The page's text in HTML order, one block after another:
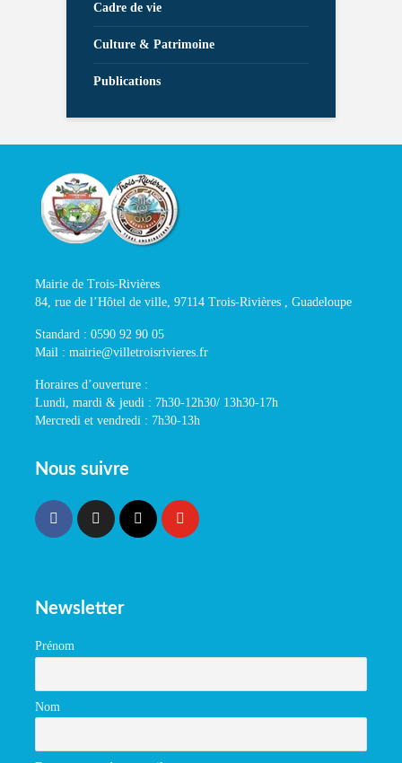
Cadre de vie
Culture & Patrimoine
Publications
Mairie de Trois-Rivières
84, rue de l’Hôtel de ville, 97114 Trois-Rivières , Guadeloupe
Standard : 0590 92 90 05
Mail : mairie@villetroisrivieres.fr
Horaires d’ouverture :
Lundi, mardi & jeudi : 7h30-12h30/ 13h30-17h
Mercredi et vendredi : 7h30-13h
Nous suivre
Newsletter
Prénom
Nom